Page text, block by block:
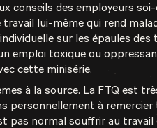
conseils des employeurs
lui-même qui rend
sur les épaules
emploi toxique ou
cette minisérie.
à la source. La FTQ est
personnellement à
pas normal souffrir au